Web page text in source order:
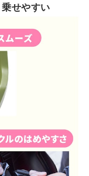
せやすい